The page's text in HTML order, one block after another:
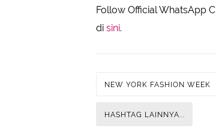
Follow Official WhatsApp
di sini.
NEW YORK FASHION WEEK
HASHTAG LAINNYA...